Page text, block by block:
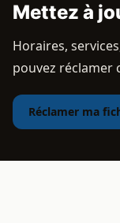
Mettez à
Horaires,
pouvez réclamer
Réclamer ma